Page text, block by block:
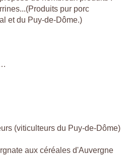
pur porc
et du Puy-de-Dôme.)
(viticulteurs du Puy-de-Dôme)
aux céréales d'Auvergne